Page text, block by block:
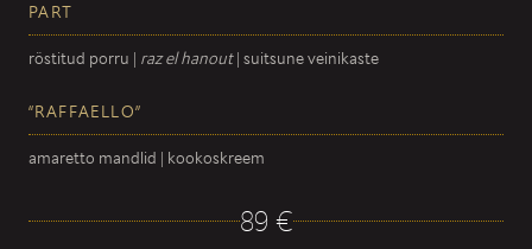
PART
röstitud porru | raz el hanout| suitsune veinikaste
“RAFFAELLO”
amaretto mandlid | kookoskreem
89 €